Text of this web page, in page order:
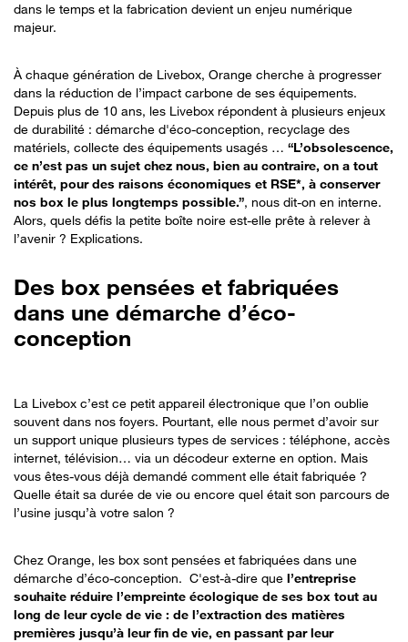
dans le temps et la fabrication devient un enjeu numérique
majeur.
À chaque génération de Livebox, Orange cherche à progresser
dans la réduction de l’impact carbone de ses équipements.
Depuis plus de 10 ans, les Livebox répondent à plusieurs enjeux
de durabilité : démarche d'éco-conception, recyclage des
matériels, collecte des équipements usagés … “L’obsolescence,
ce n’est pas un sujet chez nous, bien au contraire, on a tout
intérêt, pour des raisons économiques et RSE*, à conserver
nos box le plus longtemps possible.”, nous dit-on en interne.
Alors, quels défis la petite boîte noire est-elle prête à relever à
l’avenir ? Explications.
Des box pensées et fabriquées
dans une démarche d’éco-
conception
La Livebox c’est ce petit appareil électronique que l’on oublie
souvent dans nos foyers. Pourtant, elle nous permet d’avoir sur
un support unique plusieurs types de services : téléphone, accès
internet, télévision… via un décodeur externe en option. Mais
vous êtes-vous déjà demandé comment elle était fabriquée ?
Quelle était sa durée de vie ou encore quel était son parcours de
l’usine jusqu’à votre salon ?
Chez Orange, les box sont pensées et fabriquées dans une
démarche d’éco-conception. C'est-à-dire que l’entreprise
souhaite réduire l’empreinte écologique de ses box tout au
long de leur cycle de vie : de l’extraction des matières
premières jusqu’à leur fin de vie, en passant par leur